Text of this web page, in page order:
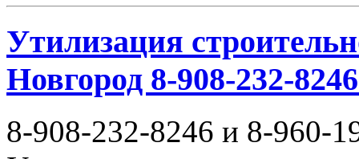
Утилизация
Новгород 8-908-232-
8-908-232-8246 и 8-960-